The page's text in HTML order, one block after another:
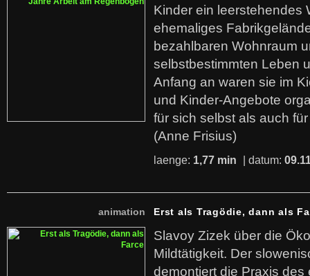
Kinder ein leerstehendes
ehemaliges
bezahlbaren Wohnraum
selbstbestimmten Leben
Anfang an waren sie im
und Kinder-Angebote
für sich selbst als auch
(Anne Frisius)
laenge: 1,77 min | datum:
animation Erst als Tragödie, dann als
Slavoy Zizek über die
Mildtätigkeit. Der
demontiert die Praxis des